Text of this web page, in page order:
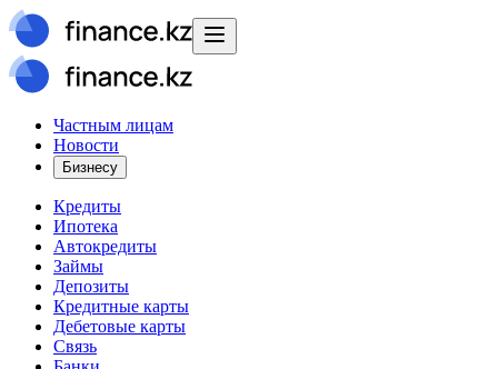
Частным лицам
Новости
Бизнесу
Кредиты
Ипотека
Автокредиты
Займы
Депозиты
Кредитные карты
Дебетовые карты
Связь